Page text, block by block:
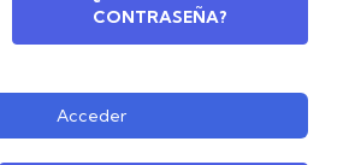
CONTRASEÑA?
Acceder